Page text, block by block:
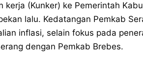
kerja (Kunker) ke Pemerintah
lalu. Kedatangan Pemkab
inflasi, selain fokus pada
dengan Pemkab Brebes.